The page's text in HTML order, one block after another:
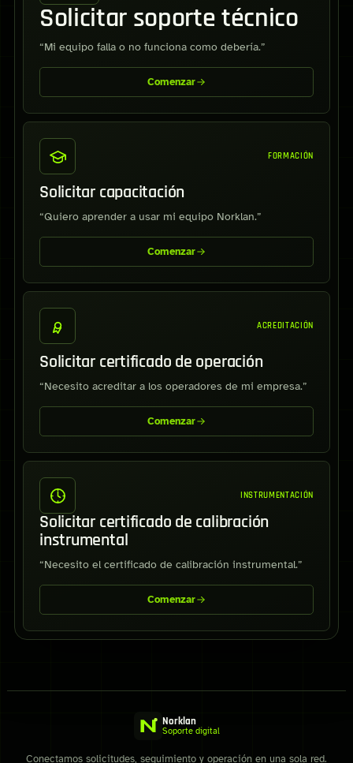
Solicitar soporte técnico
“Mi equipo falla o no funciona como debería.”
Comenzar
FORMACIÓN
Solicitar capacitación
“Quiero aprender a usar mi equipo Norklan.”
Comenzar
ACREDITACIÓN
Solicitar certificado de operación
“Necesito acreditar a los operadores de mi empresa.”
Comenzar
INSTRUMENTACIÓN
Solicitar certificado de calibración
instrumental
“Necesito el certificado de calibración instrumental.”
Comenzar
Norklan
Soporte digital
Conectamos solicitudes, seguimiento y operación en una sola red.